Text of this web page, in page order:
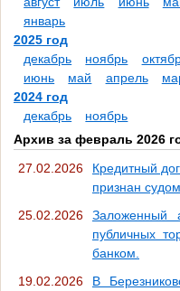
январь
2025 год
декабрь
ноябрь
июнь
май апрель
2024 год
декабрь
ноябрь
Архив за февраль 2026
27.02.2026
Кредитный
признан
25.02.2026
Заложенный
публичных
банком.
19.02.2026
В